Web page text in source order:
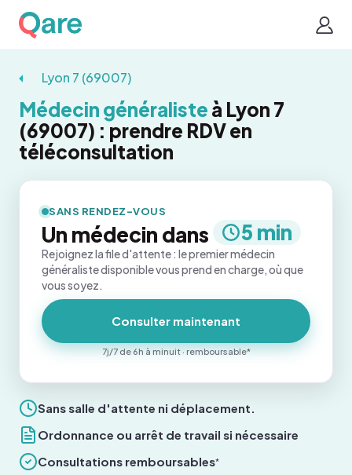
Lyon 7 (69007)
Médecin généraliste à Lyon 7
(69007) : prendre RDV en
téléconsultation
Sans salle d'attente ni déplacement.
Ordonnance ou arrêt de travail si nécessaire
Consultations remboursables*
SANS RENDEZ-VOUS
Un médecin dans 5 min
Rejoignez la file d'attente : le premier médecin
généraliste disponible vous prend en charge, où que
vous soyez.
Consulter maintenant
7j/7 de 6h à minuit · remboursable*